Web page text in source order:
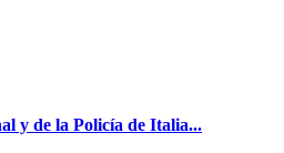
y de la Policía de Italia...